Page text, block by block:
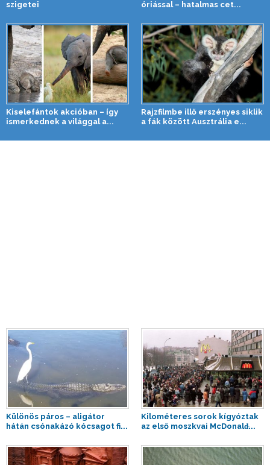
szigetei
óriással – hatalmas cet...
Kiselefántok akcióban – így
ismerkednek a világgal a...
Rajzfilmbe illő erszényes siklik
a fák között Ausztrália e...
Különös páros – aligátor
hátán csónakázó kócsagot fi...
Kilométeres sorok kígyóztak
az első moszkvai McDonald̵...